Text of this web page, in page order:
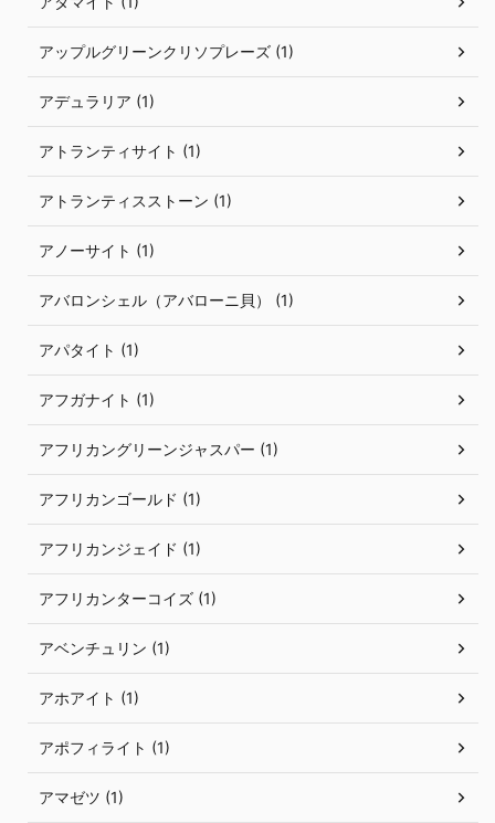
アップルグリーンクリソプレーズ (1)
アデュラリア (1)
アトランティサイト (1)
アトランティスストーン (1)
アノーサイト (1)
アバロンシェル（アバローニ貝） (1)
アパタイト (1)
アフガナイト (1)
アフリカングリーンジャスパー (1)
アフリカンゴールド (1)
アフリカンジェイド (1)
アフリカンターコイズ (1)
アベンチュリン (1)
アホアイト (1)
アポフィライト (1)
アマゼツ (1)